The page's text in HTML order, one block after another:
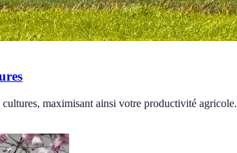
maximisant ainsi votre productivité agricole.